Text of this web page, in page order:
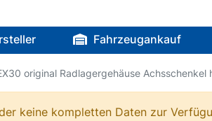
Fahrzeugankauf
original Radlagergehäuse Achsschenkel
keine kompletten Daten zur